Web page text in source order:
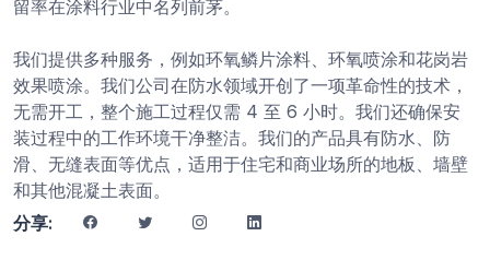
留率在涂料行业中名列前茅。
我们提供多种服务，例如环氧鳞片涂料、环氧喷涂和花岗岩
效果喷涂。我们公司在防水领域开创了一项革命性的技术，
无需开工，整个施工过程仅需 4 至 6 小时。我们还确保安
装过程中的工作环境干净整洁。我们的产品具有防水、防
滑、无缝表面等优点，适用于住宅和商业场所的地板、墙壁
和其他混凝土表面。
分享: